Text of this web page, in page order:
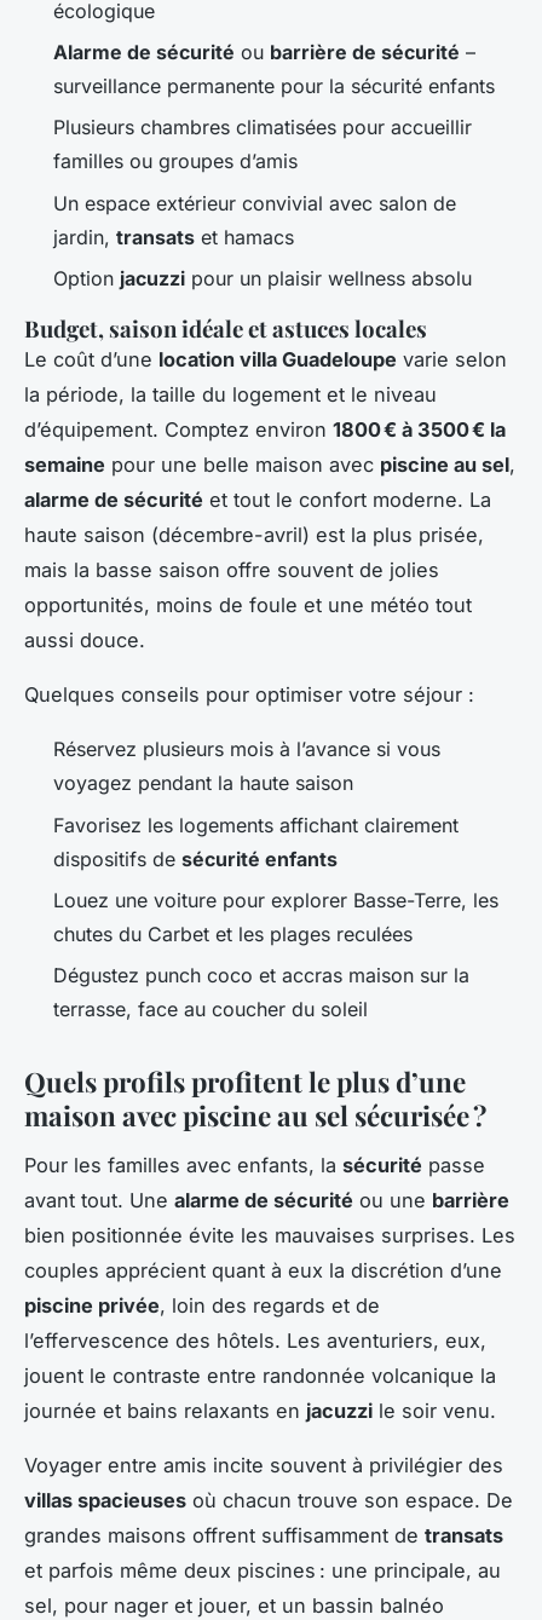
écologique
Alarme de sécurité ou barrière de sécurité –
surveillance permanente pour la sécurité enfants
Plusieurs chambres climatisées pour accueillir
familles ou groupes d’amis
Un espace extérieur convivial avec salon de
jardin, transats et hamacs
Option jacuzzi pour un plaisir wellness absolu
Budget, saison idéale et astuces locales
Le coût d’une location villa Guadeloupe varie selon
la période, la taille du logement et le niveau
d’équipement. Comptez environ 1800 € à 3500 € la
semaine pour une belle maison avec piscine au sel,
alarme de sécurité et tout le confort moderne. La
haute saison (décembre-avril) est la plus prisée,
mais la basse saison offre souvent de jolies
opportunités, moins de foule et une météo tout
aussi douce.
Quelques conseils pour optimiser votre séjour :
Réservez plusieurs mois à l’avance si vous
voyagez pendant la haute saison
Favorisez les logements affichant clairement
dispositifs de sécurité enfants
Louez une voiture pour explorer Basse-Terre, les
chutes du Carbet et les plages reculées
Dégustez punch coco et accras maison sur la
terrasse, face au coucher du soleil
Quels profils profitent le plus d’une
maison avec piscine au sel sécurisée ?
Pour les familles avec enfants, la sécurité passe
avant tout. Une alarme de sécurité ou une barrière
bien positionnée évite les mauvaises surprises. Les
couples apprécient quant à eux la discrétion d’une
piscine privée, loin des regards et de
l’effervescence des hôtels. Les aventuriers, eux,
jouent le contraste entre randonnée volcanique la
journée et bains relaxants en jacuzzi le soir venu.
Voyager entre amis incite souvent à privilégier des
villas spacieuses où chacun trouve son espace. De
grandes maisons offrent suffisamment de transats
et parfois même deux piscines : une principale, au
sel, pour nager et jouer, et un bassin balnéo